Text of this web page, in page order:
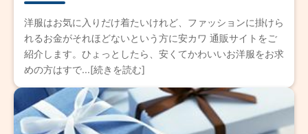
洋服はお気に入りだけ着たいけれど、ファッションに掛けら
れるお金がそれほどないという方に安カワ 通販サイトをご
紹介します。ひょっとしたら、安くてかわいいお洋服をお求
めの方はすで...[続きを読む]